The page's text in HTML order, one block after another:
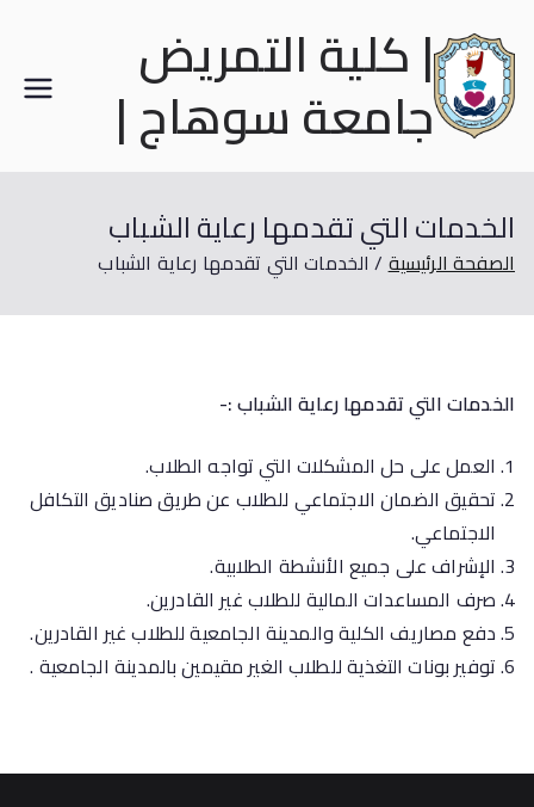
| كلية التمريض
جامعة سوهاج |
الخدمات التي تقدمها رعاية الشباب
الصفحة الرئيسية الخدمات التي تقدمها رعاية الشباب
الخدمات التي تقدمها رعاية الشباب :-
العمل على حل المشكلات التي تواجه الطلاب.
تحقيق الضمان الاجتماعي للطلاب عن طريق صناديق التكافل
الاجتماعي.
الإشراف على جميع الأنشطة الطلابية.
صرف المساعدات المالية للطلاب غير القادرين.
دفع مصاريف الكلية والمدينة الجامعية للطلاب غير القادرين.
توفير بونات التغذية للطلاب الغير مقيمين بالمدينة الجامعية .